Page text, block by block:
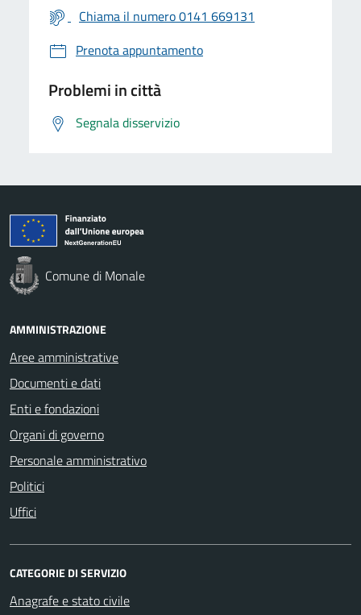
Chiama il numero 0141 669131
Prenota appuntamento
Problemi in città
Segnala disservizio
Comune di Monale
AMMINISTRAZIONE
Aree amministrative
Documenti e dati
Enti e fondazioni
Organi di governo
Personale amministrativo
Politici
Uffici
CATEGORIE DI SERVIZIO
Anagrafe e stato civile